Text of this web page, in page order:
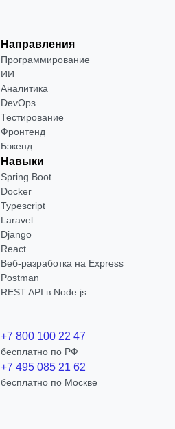
Направления
Программирование
ИИ
Аналитика
DevOps
Тестирование
Фронтенд
Бэкенд
Навыки
Spring Boot
Docker
Typescript
Laravel
Django
React
Веб-разработка на Express
Postman
REST API в Node.js
+7 800 100 22 47
бесплатно по РФ
+7 495 085 21 62
бесплатно по Москве